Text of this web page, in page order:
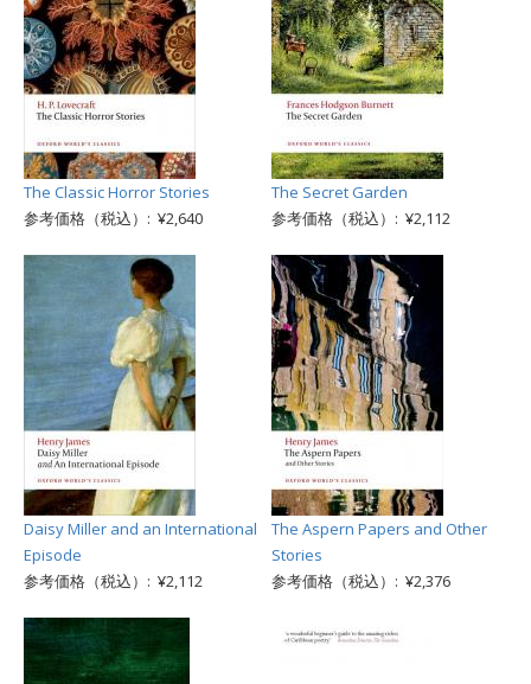
The Classic Horror Stories
参考価格（税込）: ¥2,640
The Secret Garden
参考価格（税込）: ¥2,112
Daisy Miller and an International
Episode
参考価格（税込）: ¥2,112
The Aspern Papers and Other
Stories
参考価格（税込）: ¥2,376